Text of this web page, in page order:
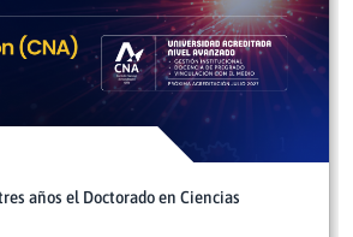
años el Doctorado en Ciencias